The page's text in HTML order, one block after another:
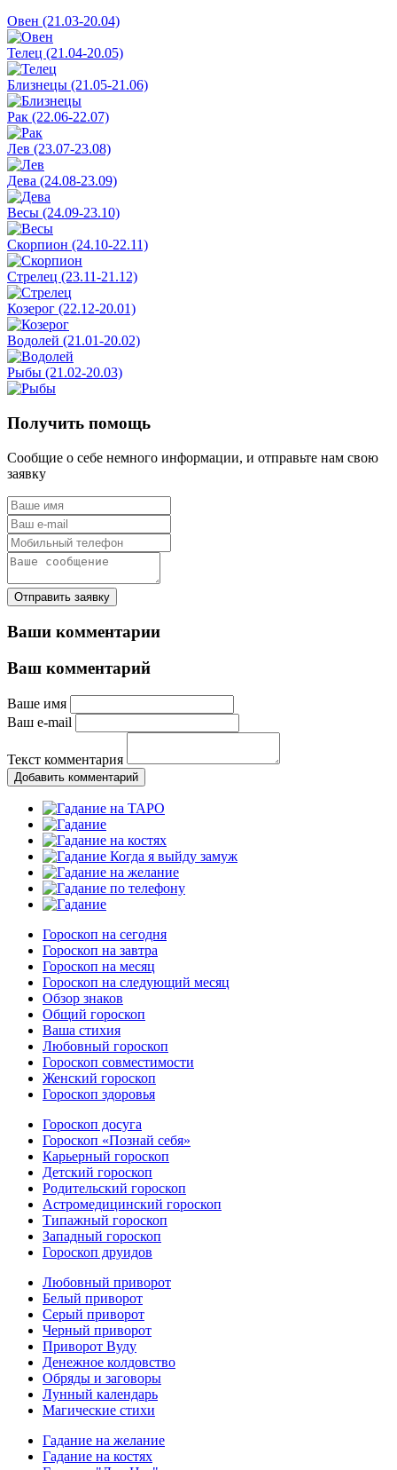
Овен (21.03-20.04)
Телец (21.04-20.05)
Близнецы (21.05-21.06)
Рак (22.06-22.07)
Лев (23.07-23.08)
Дева (24.08-23.09)
Весы (24.09-23.10)
Скорпион (24.10-22.11)
Стрелец (23.11-21.12)
Козерог (22.12-20.01)
Водолей (21.01-20.02)
Рыбы (21.02-20.03)
Получить помощь
Сообщие о себе немного информации, и отправьте нам свою
заявку
Отправить заявку
Ваши комментарии
Ваш комментарий
Ваше имя
Ваш e-mail
Текст комментария
Добавить комментарий
Гороскоп на сегодня
Гороскоп на завтра
Гороскоп на месяц
Гороскоп на следующий месяц
Обзор знаков
Общий гороскоп
Ваша стихия
Любовный гороскоп
Гороскоп совместимости
Женский гороскоп
Гороскоп здоровья
Гороскоп досуга
Гороскоп «Познай себя»
Карьерный гороскоп
Детский гороскоп
Родительский гороскоп
Астромедицинский гороскоп
Типажный гороскоп
Западный гороскоп
Гороскоп друидов
Любовный приворот
Белый приворот
Серый приворот
Черный приворот
Приворот Вуду
Денежное колдовство
Обряды и заговоры
Лунный календарь
Магические стихи
Гадание на желание
Гадание на костях